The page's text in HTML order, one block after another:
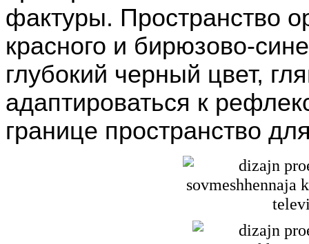
фактуры. Пространство
красного и бирюзово-
глубокий черный цвет,
адаптироваться к
границе пространство